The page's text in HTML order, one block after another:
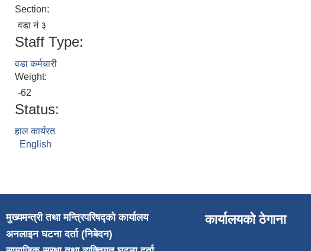
Section:
वडा नं ३
Staff Type:
वडा कर्मचारी
Weight:
-62
Status:
हाल कार्यरत
English
मुख्यमन्त्री तथा मन्त्रिपरिषद्को कार्यालय
अनलाइन घटना दर्ता (निबेदन)
कार्यालयको ठेगाना